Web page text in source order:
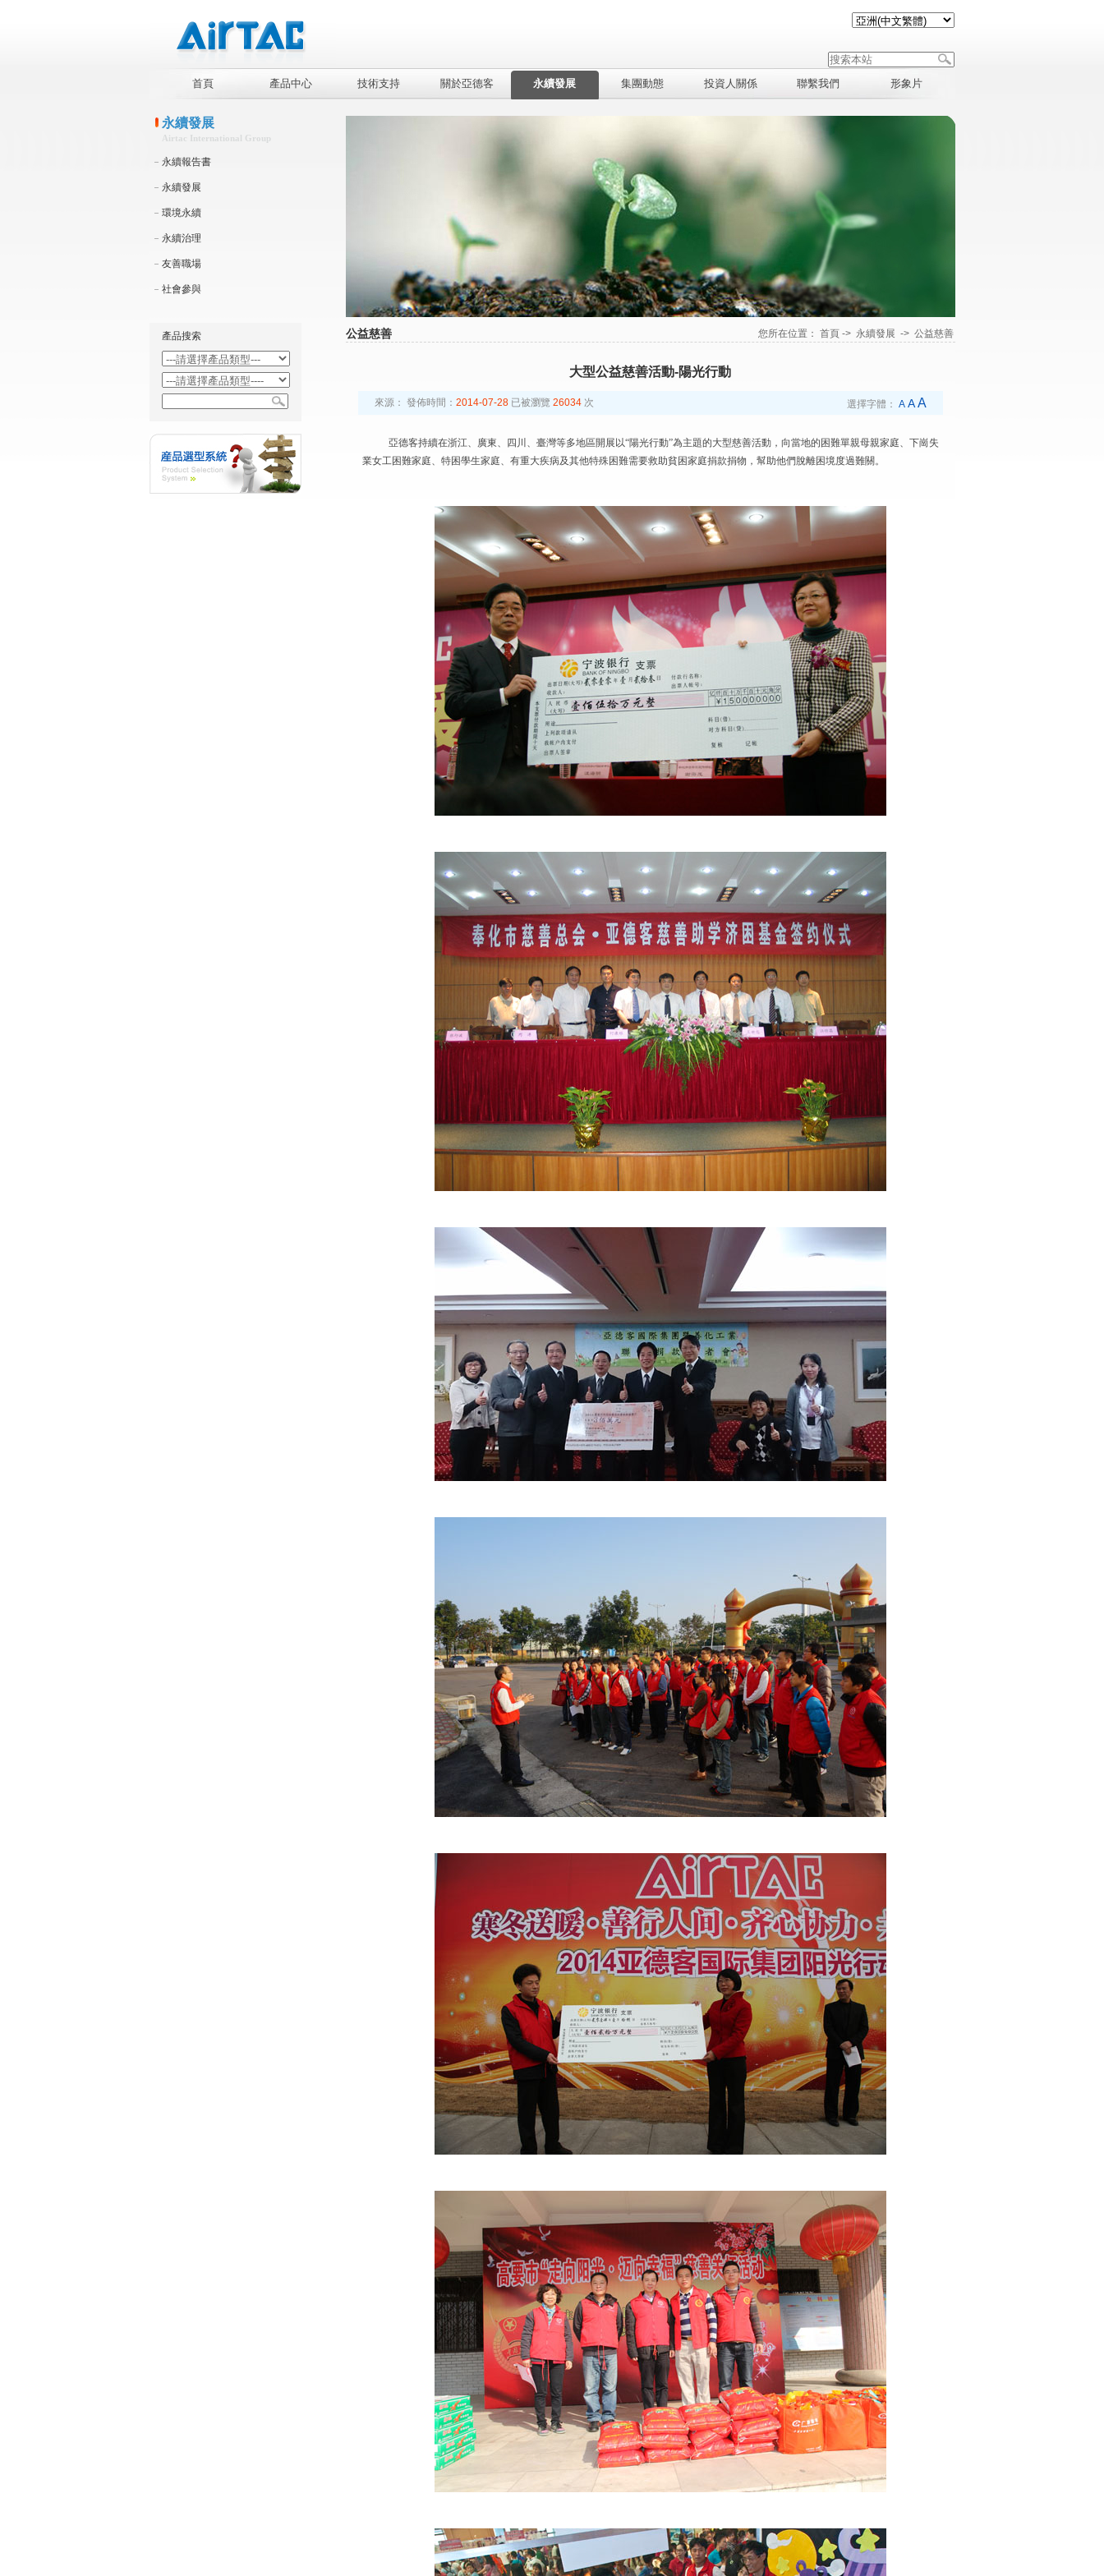
首頁 產品中心 技術支持 關於亞德客 永續發展 集團動態 投資人關係 聯繫我們 形象片
永續發展
Airtac International Group
永續報告書
永續發展
環境永續
永續治理
友善職場
社會參與
產品搜索 公益慈善 您所在位置： 首頁-> 永續發展 -> 公益慈善
大型公益慈善活動-陽光行動
來源： 發佈時間： 2014-07-28已被瀏覽 26034次 選擇字體： AAA
亞德客持續在浙江、廣東、四川、臺灣等多地區開展以“陽光行動”為主題的大型慈善活動，向當地的困難單親母親家庭、下崗失
業女工困難家庭、特困學生家庭、有重大疾病及其他特殊困難需要救助貧困家庭捐款捐物，幫助他們脫離困境度過難關。